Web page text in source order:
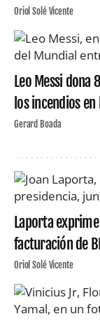
Oriol Solé Vicente
Leo Messi
los incendios
Gerard Boada
Laporta
facturación de
Oriol Solé Vicente